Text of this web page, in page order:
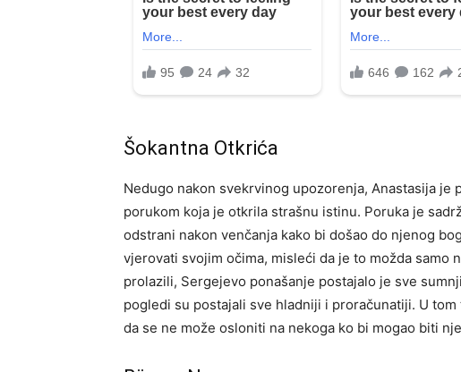
Šokantna Otkrića
Nedugo nakon svekrvinog upozorenja, Anastasija je
porukom koja je otkrila strašnu istinu. Poruka je
odstrani nakon venčanja kako bi došao do njenog
vjerovati svojim očima, misleći da je to možda samo
prolazili, Sergejevo ponašanje postajalo je sve
pogledi su postajali sve hladniji i proračunatiji. U
da se ne može osloniti na nekoga ko bi mogao biti